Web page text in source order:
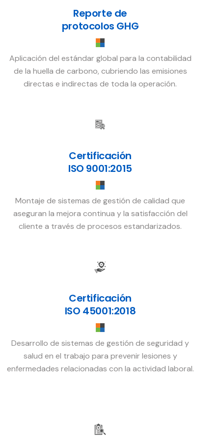
Reporte de
protocolos GHG
Aplicación del estándar global para la contabilidad
de la huella de carbono, cubriendo las emisiones
directas e indirectas de toda la operación.
Certificación
ISO 9001:2015
Montaje de sistemas de gestión de calidad que
aseguran la mejora continua y la satisfacción del
cliente a través de procesos estandarizados.
Certificación
ISO 45001:2018
Desarrollo de sistemas de gestión de seguridad y
salud en el trabajo para prevenir lesiones y
enfermedades relacionadas con la actividad laboral.